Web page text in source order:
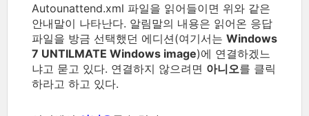
Autounattend.xml 파일을 읽어들이면 위와 같은
안내말이 나타난다. 알림말의 내용은 읽어온 응답
파일을 방금 선택했던 에디션(여기서는 Windows
7 UNTILMATE Windows image)에 연결하겠느
냐고 묻고 있다. 연결하지 않으려면 아니오를 클릭
하라고 하고 있다.